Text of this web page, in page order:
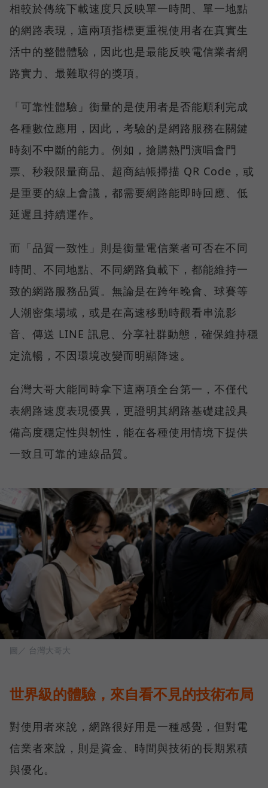
相較於傳統下載速度只反映單一時間、單一地點
的網路表現，這兩項指標更重視使用者在真實生
活中的整體體驗，因此也是最能反映電信業者網
路實力、最難取得的獎項。
「可靠性體驗」衡量的是使用者是否能順利完成
各種數位應用，因此，考驗的是網路服務在關鍵
時刻不中斷的能力。例如，搶購熱門演唱會門
票、秒殺限量商品、超商結帳掃描 QR Code，或
是重要的線上會議，都需要網路能即時回應、低
延遲且持續運作。
而「品質一致性」則是衡量電信業者可否在不同
時間、不同地點、不同網路負載下，都能維持一
致的網路服務品質。無論是在跨年晚會、球賽等
人潮密集場域，或是在高速移動時觀看串流影
音、傳送 LINE 訊息、分享社群動態，確保維持穩
定流暢，不因環境改變而明顯降速。
台灣大哥大能同時拿下這兩項全台第一，不僅代
表網路速度表現優異，更證明其網路基礎建設具
備高度穩定性與韌性，能在各種使用情境下提供
一致且可靠的連線品質。
圖／ 台灣大哥大
世界級的體驗，來自看不見的技術布局
對使用者來說，網路很好用是一種感覺，但對電
信業者來說，則是資金、時間與技術的長期累積
與優化。